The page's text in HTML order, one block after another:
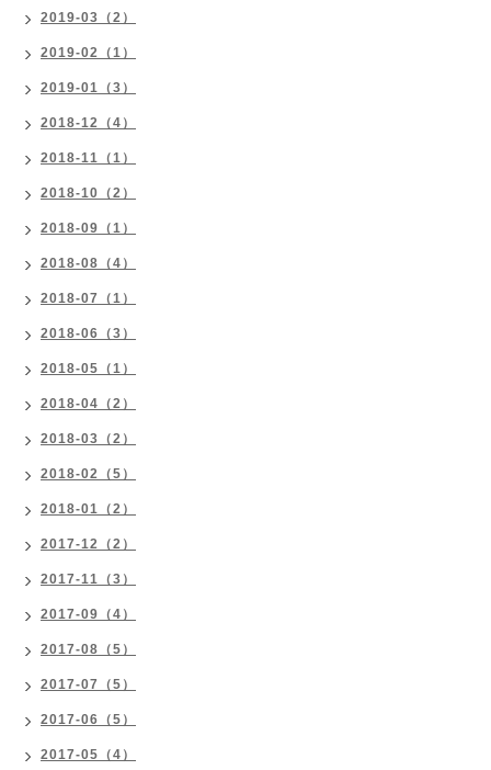
2019-03（2）
2019-02（1）
2019-01（3）
2018-12（4）
2018-11（1）
2018-10（2）
2018-09（1）
2018-08（4）
2018-07（1）
2018-06（3）
2018-05（1）
2018-04（2）
2018-03（2）
2018-02（5）
2018-01（2）
2017-12（2）
2017-11（3）
2017-09（4）
2017-08（5）
2017-07（5）
2017-06（5）
2017-05（4）